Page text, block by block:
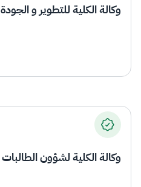
وكالة الكلية للتطوير و الجودة
وكالة الكلية لشؤون الطالبات